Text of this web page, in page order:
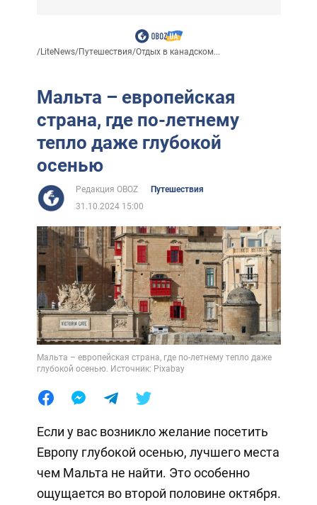
/LiteNews/Путешествия/Отдых в канадском...
Мальта – европейская
страна, где по-летнему
тепло даже глубокой
осенью
Редакция OBOZ
Путешествия
31.10.2024 15:00
Мальта – европейская страна, где по-летнему тепло даже
глубокой осенью. Источник: Pixabay
Если у вас возникло желание посетить
Европу глубокой осенью, лучшего места
чем Мальта не найти. Это особенно
ощущается во второй половине октября.